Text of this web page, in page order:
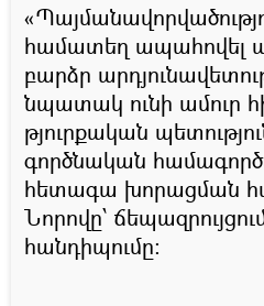
համատեղ ապահովել
բարձր
նպատակ ունի ամուր
թյուրքական
գործնական
հետագա խորացման
Նորովը՝
հանդիպումը: